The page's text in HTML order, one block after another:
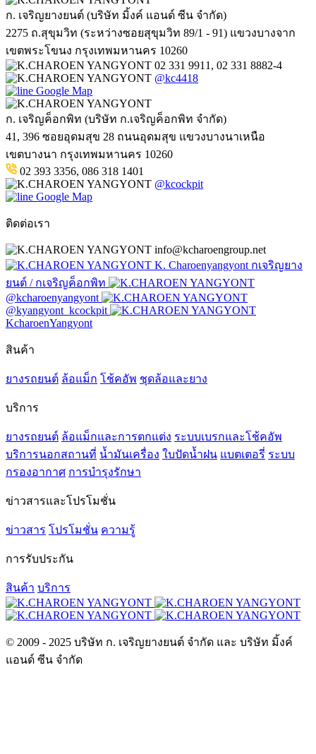
ก. เจริญยางยนต์ (บริษัท มิ้งค์ แอนด์ ซีน จำกัด)
2275 ถ.สุขุมวิท (ระหว่างซอยสุขุมวิท 89/1 - 91) แขวงบางจาก
เขตพระโขนง กรุงเทพมหานคร 10260
02 331 9911, 02 331 8882-4
@kc4418
Google Map
ก. เจริญค็อกพิท (บริษัท ก.เจริญค็อกพิท จำกัด)
41, 396 ซอยอุดมสุข 28 ถนนอุดมสุข แขวงบางนาเหนือ
เขตบางนา กรุงเทพมหานคร 10260
02 393 3356, 086 318 1401
@kcockpit
Google Map
ติดต่อเรา
info@kcharoengroup.net
K. Charoenyangyont กเจริญยาง
ยนต์ / กเจริญค็อกพิท
@kcharoenyangyont
@kyangyont_kcockpit
KcharoenYangyont
สินค้า
ยางรถยนต์ ล้อแม็ก โช้คอัพ ชุดล้อและยาง
บริการ
ยางรถยนต์ ล้อแม็กและการตกแต่ง ระบบเบรกและโช้คอัพ
บริการนอกสถานที่ น้ำมันเครื่อง ใบปัดน้ำฝน แบตเตอรี่ ระบบ
กรองอากาศ การบำรุงรักษา
ข่าวสารและโปรโมชั่น
ข่าวสาร โปรโมชั่น ความรู้
การรับประกัน
สินค้า บริการ
© 2009 - 2025 บริษัท ก. เจริญยางยนต์ จำกัด และ บริษัท มิ้งค์
แอนด์ ซีน จำกัด